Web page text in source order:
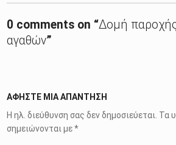
0 comments on “Δομή
αγαθών”
ΑΦΉΣΤΕ ΜΙΑ ΑΠΆΝΤΗΣΗ
Η ηλ. διεύθυνση σας δεν δημοσιεύεται. Τα
σημειώνονται με*